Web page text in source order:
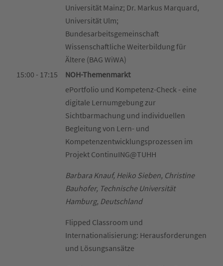
Universität Mainz; Dr. Markus Marquard,
Universität Ulm;
Bundesarbeitsgemeinschaft
Wissenschaftliche Weiterbildung für
Ältere (BAG WiWA)
15:00 - 17:15
NOH-Themenmarkt
ePortfolio und Kompetenz-Check - eine
digitale Lernumgebung zur
Sichtbarmachung und individuellen
Begleitung von Lern- und
Kompetenzentwicklungsprozessen im
Projekt ContinuING@TUHH
Barbara Knauf, Heiko Sieben, Christine
Bauhofer, Technische Universität
Hamburg, Deutschland
Flipped Classroom und
Internationalisierung: Herausforderungen
und Lösungsansätze